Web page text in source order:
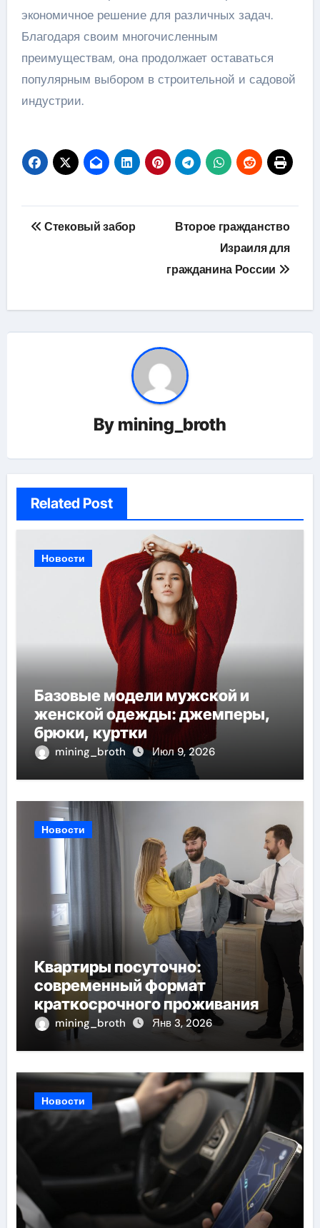
экономичное решение для различных задач.
Благодаря своим многочисленным
преимуществам, она продолжает оставаться
популярным выбором в строительной и садовой
индустрии.
Навигация
Стековый забор
Второе гражданство
Израиля для
гражданина России
By mining_broth
Related Post
Новости
Базовые модели мужской и
женской одежды: джемперы,
брюки, куртки
mining_broth Июл 9, 2026
Новости
Квартиры посуточно:
современный формат
краткосрочного проживания
mining_broth Янв 3, 2026
Новости